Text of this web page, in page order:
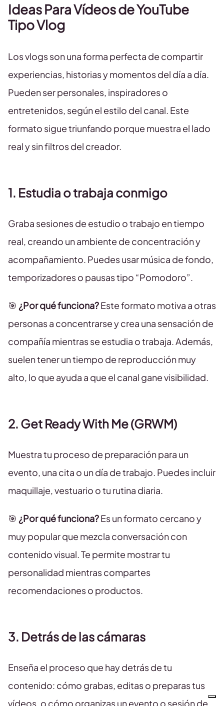
Ideas Para Vídeos de YouTube
Tipo Vlog
Los vlogs son una forma perfecta de compartir
experiencias, historias y momentos del día a día.
Pueden ser personales, inspiradores o
entretenidos, según el estilo del canal. Este
formato sigue triunfando porque muestra el lado
real y sin filtros del creador.
1. Estudia o trabaja conmigo
Graba sesiones de estudio o trabajo en tiempo
real, creando un ambiente de concentración y
acompañamiento. Puedes usar música de fondo,
temporizadores o pausas tipo “Pomodoro”.
🎯 ¿Por qué funciona?Este formato motiva a otras
personas a concentrarse y crea una sensación de
compañía mientras se estudia o trabaja. Además,
suelen tener un tiempo de reproducción muy
alto, lo que ayuda a que el canal gane visibilidad.
2. Get Ready With Me (GRWM)
Muestra tu proceso de preparación para un
evento, una cita o un día de trabajo. Puedes incluir
maquillaje, vestuario o tu rutina diaria.
🎯 ¿Por qué funciona?Es un formato cercano y
muy popular que mezcla conversación con
contenido visual. Te permite mostrar tu
personalidad mientras compartes
recomendaciones o productos.
3. Detrás de las cámaras
Enseña el proceso que hay detrás de tu
contenido: cómo grabas, editas o preparas tus
vídeos, o cómo organizas un evento o sesión de